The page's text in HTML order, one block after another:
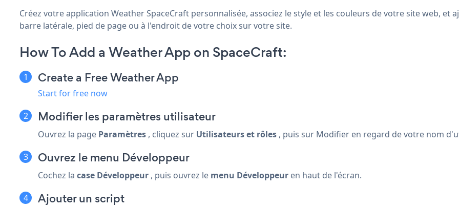
Créez votre application Weather SpaceCraft personnalisée, associez le style et les couleurs de votre site web, et
barre latérale, pied de page ou à l'endroit de votre choix sur votre site.
How To Add a Weather App on SpaceCraft:
Create a Free Weather App
Start for free now
Modifier les paramètres utilisateur
Ouvrez la page Paramètres , cliquez sur Utilisateurs et rôles , puis sur Modifier en regard de votre nom
Ouvrez le menu Développeur
Cochez la case Développeur , puis ouvrez le menu Développeur en haut de l'écran.
Ajouter un script